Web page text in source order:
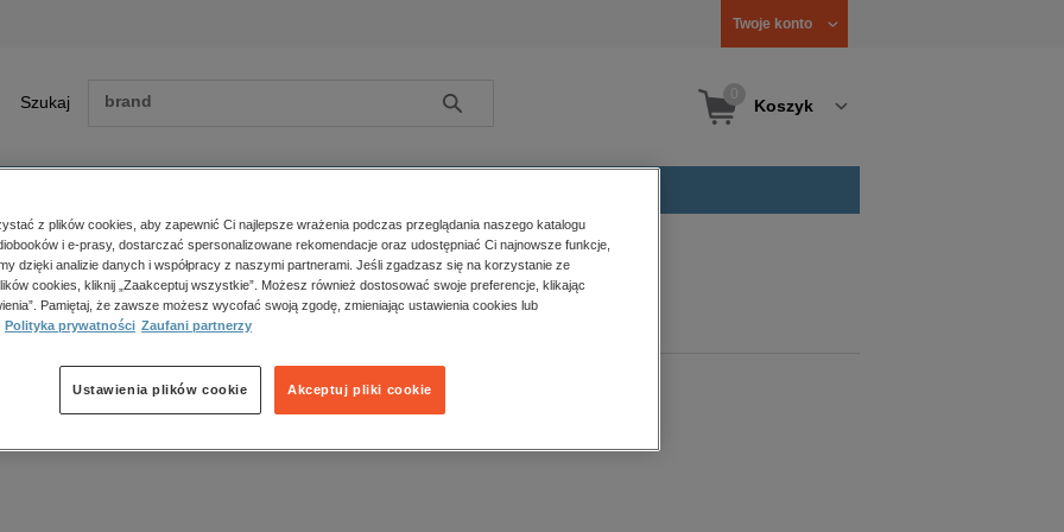
Twoje konto
Szukaj Szukaj Koszyk
Zobacz wszystkie E-prasa
polityka, społeczno-informacyjne
psychologiczne
główna ebooki Społeczeństwo Socjologia
– ebooki
z plików cookies, aby zapewnić Ci najlepsze wrażenia podczas przeglądania naszego katalogu
i e-prasy, dostarczać spersonalizowane rekomendacje oraz udostępniać Ci najnowsze funkcje,
dzięki analizie danych i współpracy z naszymi partnerami. Jeśli zgadzasz się na korzystanie ze
cookies, kliknij „Zaakceptuj wszystkie”. Możesz również dostosować swoje preferencje, klikając
Pamiętaj, że zawsze możesz wycofać swoją zgodę, zmieniając ustawienia cookies lub
Polityka prywatności Zaufani partnerzy
Akceptuj pliki cookie
Ustawienia plików cookie